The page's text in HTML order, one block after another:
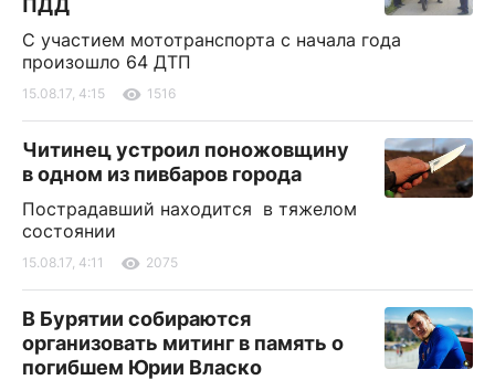
С участием мототранспорта с начала года
произошло 64 ДТП
15.08.17, 4:15 1516
Читинец устроил поножовщину
в одном из пивбаров города
Пострадавший находится в тяжелом
состоянии
15.08.17, 4:11 2075
В Бурятии собираются
организовать митинг в память о
погибшем Юрии Власко